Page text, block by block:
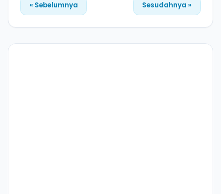
« Sebelumnya Sesudahnya »